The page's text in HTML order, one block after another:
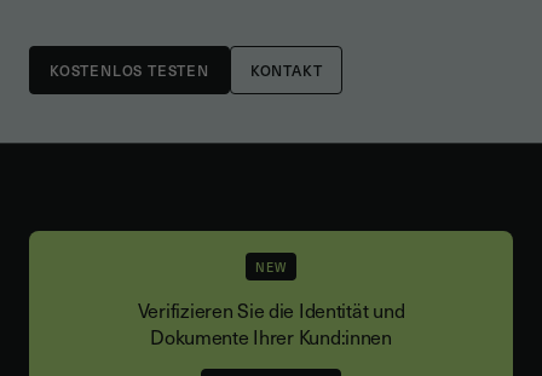
KONTAKT
NEW
Verifizieren Sie die Identität und
Dokumente Ihrer Kund:innen